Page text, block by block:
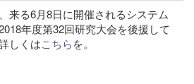
来る6月8日に開催されるシステム
年度第32回研究大会を後援して
しくはこちらを。